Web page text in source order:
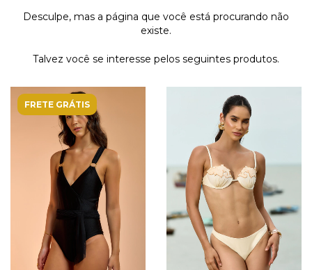
Desculpe, mas a página que você está procurando não
existe.
Talvez você se interesse pelos seguintes produtos.
FRETE GRÁTIS